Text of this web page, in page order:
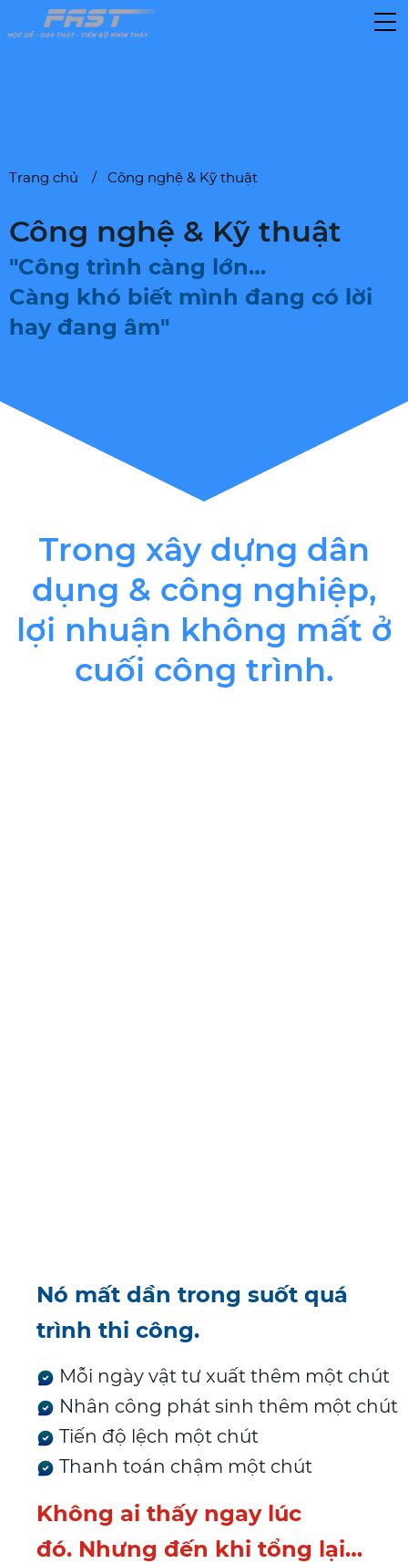
Trang chủ Công nghệ & Kỹ thuật
Công nghệ & Kỹ thuật
"Công trình càng lớn…
Càng khó biết mình đang có lời
hay đang âm"
Trong xây dựng dân
dụng & công nghiệp,
lợi nhuận không mất ở
cuối công trình.
Nó mất dần trong suốt quá
trình thi công.
Mỗi ngày vật tư xuất thêm một chút
Nhân công phát sinh thêm một chút
Tiến độ lệch một chút
Thanh toán chậm một chút
Không ai thấy ngay lúc
đó. Nhưng đến khi tổng lại…